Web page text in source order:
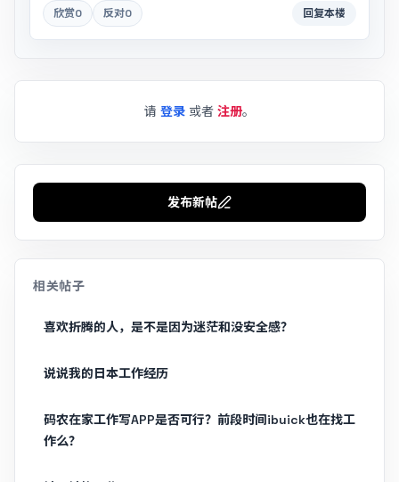
欣赏0 反对0 回复本楼
请 登录 或者 注册。
发布新帖
相关帖子
喜欢折腾的人，是不是因为迷茫和没安全感？
说说我的日本工作经历
码农在家工作写APP是否可行？前段时间ibuick也在找工
作么？